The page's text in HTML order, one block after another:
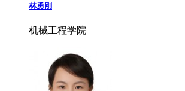
林勇刚
机械工程学院